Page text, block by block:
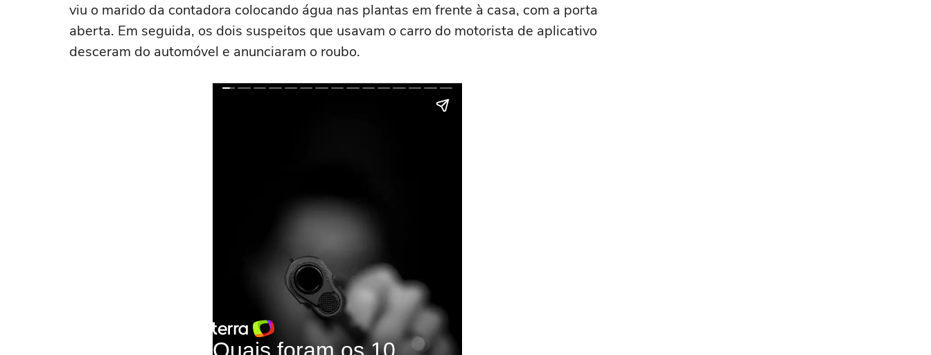
viu o marido da contadora colocando água nas plantas em frente à casa, com a porta
aberta. Em seguida, os dois suspeitos que usavam o carro do motorista de aplicativo
desceram do automóvel e anunciaram o roubo.